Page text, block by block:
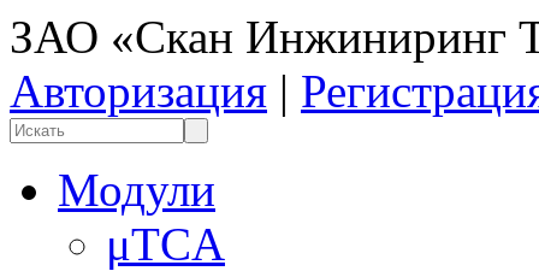
ЗАО «Скан Инжиниринг
Авторизация |
Модули
μTCA